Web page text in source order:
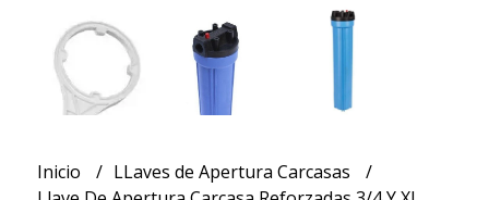
Inicio
LLaves de Apertura Carcasas